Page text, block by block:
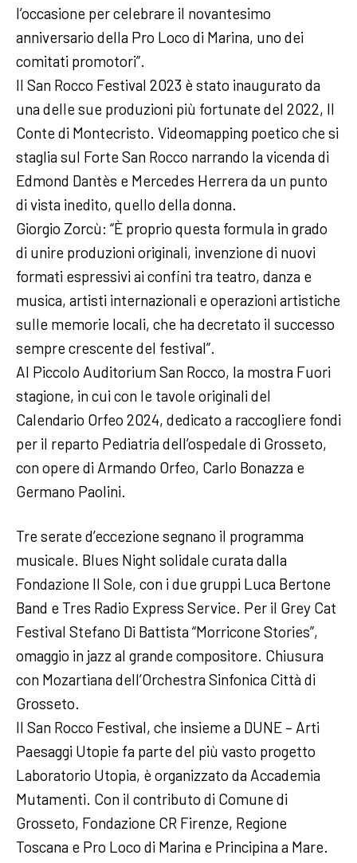
l’occasione per celebrare il novantesimo
anniversario della Pro Loco di Marina, uno dei
comitati promotori”.
Il San Rocco Festival 2023 è stato inaugurato da
una delle sue produzioni più fortunate del 2022, Il
Conte di Montecristo. Videomapping poetico che si
staglia sul Forte San Rocco narrando la vicenda di
Edmond Dantès e Mercedes Herrera da un punto
di vista inedito, quello della donna.
Giorgio Zorcù: “È proprio questa formula in grado
di unire produzioni originali, invenzione di nuovi
formati espressivi ai confini tra teatro, danza e
musica, artisti internazionali e operazioni artistiche
sulle memorie locali, che ha decretato il successo
sempre crescente del festival”.
Al Piccolo Auditorium San Rocco, la mostra Fuori
stagione, in cui con le tavole originali del
Calendario Orfeo 2024, dedicato a raccogliere fondi
per il reparto Pediatria dell’ospedale di Grosseto,
con opere di Armando Orfeo, Carlo Bonazza e
Germano Paolini.
Tre serate d’eccezione segnano il programma
musicale. Blues Night solidale curata dalla
Fondazione Il Sole, con i due gruppi Luca Bertone
Band e Tres Radio Express Service. Per il Grey Cat
Festival Stefano Di Battista “Morricone Stories”,
omaggio in jazz al grande compositore. Chiusura
con Mozartiana dell’Orchestra Sinfonica Città di
Grosseto.
Il San Rocco Festival, che insieme a DUNE – Arti
Paesaggi Utopie fa parte del più vasto progetto
Laboratorio Utopia, è organizzato da Accademia
Mutamenti. Con il contributo di Comune di
Grosseto, Fondazione CR Firenze, Regione
Toscana e Pro Loco di Marina e Principina a Mare.